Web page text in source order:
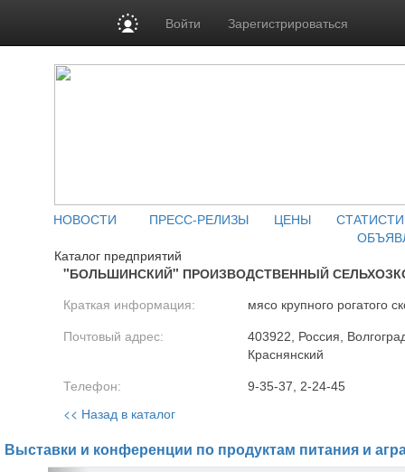
Войти Зарегистрироваться
НОВОСТИ ПРЕСС-РЕЛИЗЫ ЦЕНЫ
Каталог предприятий
"БОЛЬШИНСКИЙ" ПРОИЗВОДСТВЕННЫЙ
Краткая информация: мясо крупного рогатого
Почтовый адрес:
403922, Россия,
Краснянский
Телефон: 9-35-37, 2-24-45
<< Назад в каталог
Выставки и конференции по продуктам питания и